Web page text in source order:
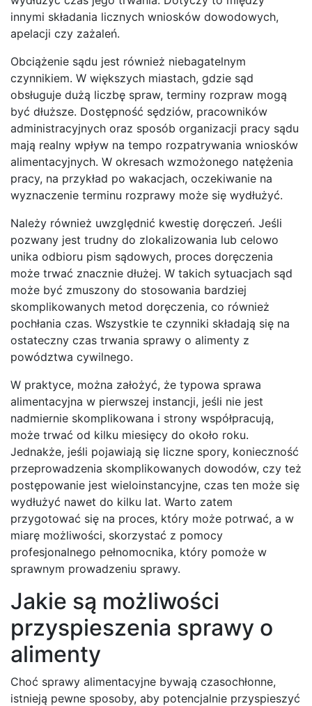
innymi składania licznych wniosków dowodowych,
apelacji czy zażaleń.
Obciążenie sądu jest również niebagatelnym
czynnikiem. W większych miastach, gdzie sąd
obsługuje dużą liczbę spraw, terminy rozpraw mogą
być dłuższe. Dostępność sędziów, pracowników
administracyjnych oraz sposób organizacji pracy sądu
mają realny wpływ na tempo rozpatrywania wniosków
alimentacyjnych. W okresach wzmożonego natężenia
pracy, na przykład po wakacjach, oczekiwanie na
wyznaczenie terminu rozprawy może się wydłużyć.
Należy również uwzględnić kwestię doręczeń. Jeśli
pozwany jest trudny do zlokalizowania lub celowo
unika odbioru pism sądowych, proces doręczenia
może trwać znacznie dłużej. W takich sytuacjach sąd
może być zmuszony do stosowania bardziej
skomplikowanych metod doręczenia, co również
pochłania czas. Wszystkie te czynniki składają się na
ostateczny czas trwania sprawy o alimenty z
powództwa cywilnego.
W praktyce, można założyć, że typowa sprawa
alimentacyjna w pierwszej instancji, jeśli nie jest
nadmiernie skomplikowana i strony współpracują,
może trwać od kilku miesięcy do około roku.
Jednakże, jeśli pojawiają się liczne spory, konieczność
przeprowadzenia skomplikowanych dowodów, czy też
postępowanie jest wieloinstancyjne, czas ten może się
wydłużyć nawet do kilku lat. Warto zatem
przygotować się na proces, który może potrwać, a w
miarę możliwości, skorzystać z pomocy
profesjonalnego pełnomocnika, który pomoże w
sprawnym prowadzeniu sprawy.
Jakie są możliwości
przyspieszenia sprawy o
alimenty
Choć sprawy alimentacyjne bywają czasochłonne,
istnieją pewne sposoby, aby potencjalnie przyspieszyć